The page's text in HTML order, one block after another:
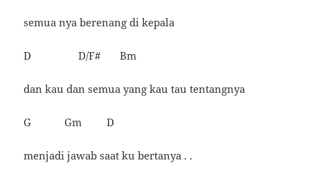
semua nya berenang di kepala
D D/F# Bm
dan kau dan semua yang kau tau tentangnya
G Gm D
menjadi jawab saat ku bertanya . .